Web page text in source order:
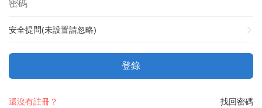
安全提問(未設置請忽略)
登錄
找回密碼
還沒有註冊？